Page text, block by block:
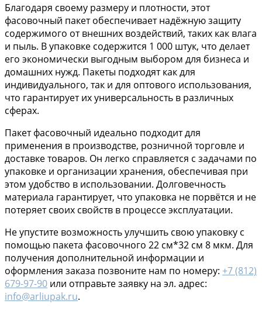
Благодаря своему размеру и плотности, этот
фасовочный пакет обеспечивает надёжную защиту
содержимого от внешних воздействий, таких как влага
и пыль. В упаковке содержится 1 000 штук, что делает
его экономически выгодным выбором для бизнеса и
домашних нужд. Пакеты подходят как для
индивидуального, так и для оптового использования,
что гарантирует их универсальность в различных
сферах.
Пакет фасовочный идеально подходит для
применения в производстве, розничной торговле и
доставке товаров. Он легко справляется с задачами по
упаковке и организации хранения, обеспечивая при
этом удобство в использовании. Долговечность
материала гарантирует, что упаковка не порвётся и не
потеряет своих свойств в процессе эксплуатации.
Не упустите возможность улучшить свою упаковку с
помощью пакета фасовочного 22 см*32 см 8 мкм. Для
получения дополнительной информации и
оформления заказа позвоните нам по номеру: +7 (812)
679-97-90 или отправьте заявку на эл. адрес:
info@arliupak.ru.